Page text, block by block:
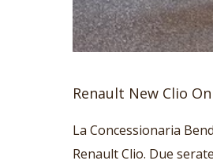
Renault New Clio
La Concessionaria
Renault Clio. Due